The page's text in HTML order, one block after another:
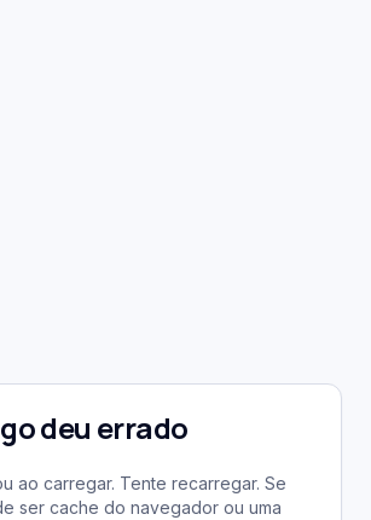
deu errado
ao carregar. Tente recarregar. Se
ser cache do navegador ou uma